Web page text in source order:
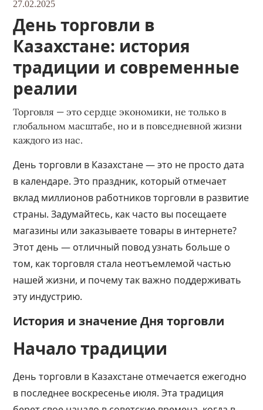
27.02.2025
День торговли в
Казахстане: история
традиции и современные
реалии
Торговля — это сердце экономики, не только в
глобальном масштабе, но и в повседневной жизни
каждого из нас.
День торговли в Казахстане — это не просто дата
в календаре. Это праздник, который отмечает
вклад миллионов работников торговли в развитие
страны. Задумайтесь, как часто вы посещаете
магазины или заказываете товары в интернете?
Этот день — отличный повод узнать больше о
том, как торговля стала неотъемлемой частью
нашей жизни, и почему так важно поддерживать
эту индустрию.
История и значение Дня торговли
Начало традиции
День торговли в Казахстане отмечается ежегодно
в последнее воскресенье июля. Эта традиция